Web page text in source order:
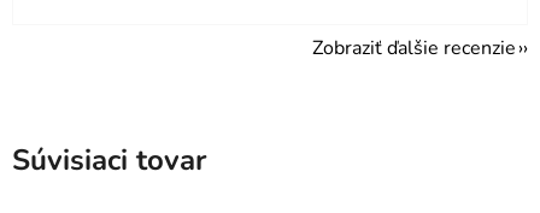
Zobraziť ďalšie recenzie
Súvisiaci tovar